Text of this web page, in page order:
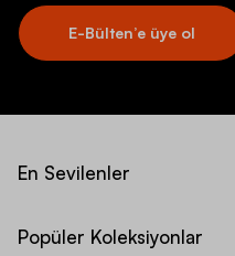
E-Bülten’e üye ol
En Sevilenler
Popüler Koleksiyonlar